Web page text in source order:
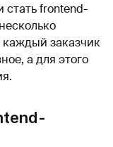
стать frontend-
каждый заказчик
а для этого